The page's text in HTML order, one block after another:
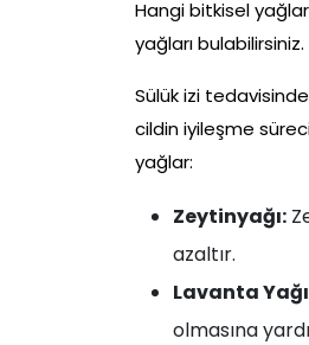
Hangi bitkisel
yağları bulabilirsiniz.
Sülük izi
cildin iyileşme
yağlar:
Zeytinyağı:
azaltır.
Lavanta
olmasına